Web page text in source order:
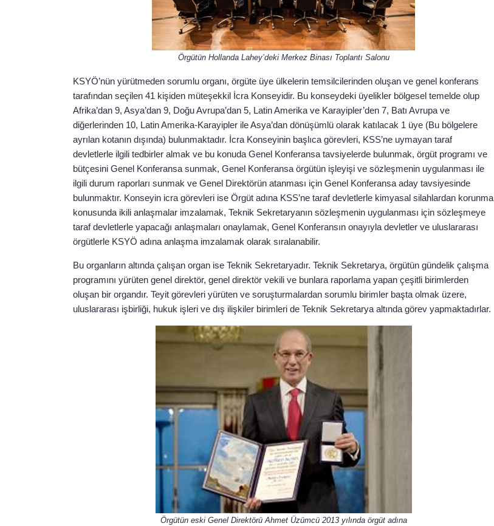
Örgütün Hollanda Lahey’deki Merkez Binası Toplantı Salonu
KSYÖ’nün yürütmeden sorumlu organı, örgüte üye ülkelerin temsilcilerinden oluşan ve genel konferans
tarafından seçilen 41 kişiden müteşekkil İcra Konseyidir. Bu konseydeki üyelikler bölgesel temelde olup
Afrika’dan 9, Asya’dan 9, Doğu Avrupa’dan 5, Latin Amerika ve Karayipler’den 7, Batı Avrupa ve
diğerlerinden 10, Latin Amerika-Karayipler ile Asya’dan dönüşümlü olarak katılacak 1 üye (Bu bölgelere
ayrılan kotanın dışında) bulunmaktadır. İcra Konseyinin başlıca görevleri, KSS’ne uymayan taraf
devletlerle ilgili tedbirler almak ve bu konuda Genel Konferansa tavsiyelerde bulunmak, örgüt programı ve
bütçesini Genel Konferansa sunmak, Genel Konferansa örgütün işleyişi ve sözleşmenin uygulanması ile
ilgili durum raporları sunmak ve Genel Direktörün atanması için Genel Konferansa aday tavsiyesinde
bulunmaktır. Konseyin icra görevleri ise Örgüt adına KSS’ne taraf devletlerle kimyasal silahlardan korunma
konusunda ikili anlaşmalar imzalamak, Teknik Sekretaryanın sözleşmenin uygulanması için sözleşmeye
taraf devletlerle yapacağı anlaşmaları onaylamak, Genel Konferansın onayıyla devletler ve uluslararası
örgütlerle KSYÖ adına anlaşma imzalamak olarak sıralanabilir.
Bu organların altında çalışan organ ise Teknik Sekretaryadır. Teknik Sekretarya, örgütün gündelik çalışma
programını yürüten genel direktör, genel direktör vekili ve bunlara raporlama yapan çeşitli birimlerden
oluşan bir organdır. Teyit görevleri yürüten ve soruşturmalardan sorumlu birimler başta olmak üzere,
uluslararası işbirliği, hukuk işleri ve dış ilişkiler birimleri de Teknik Sekretarya altında görev yapmaktadırlar.
Örgütün eski Genel Direktörü Ahmet Üzümcü 2013 yılında örgüt adına